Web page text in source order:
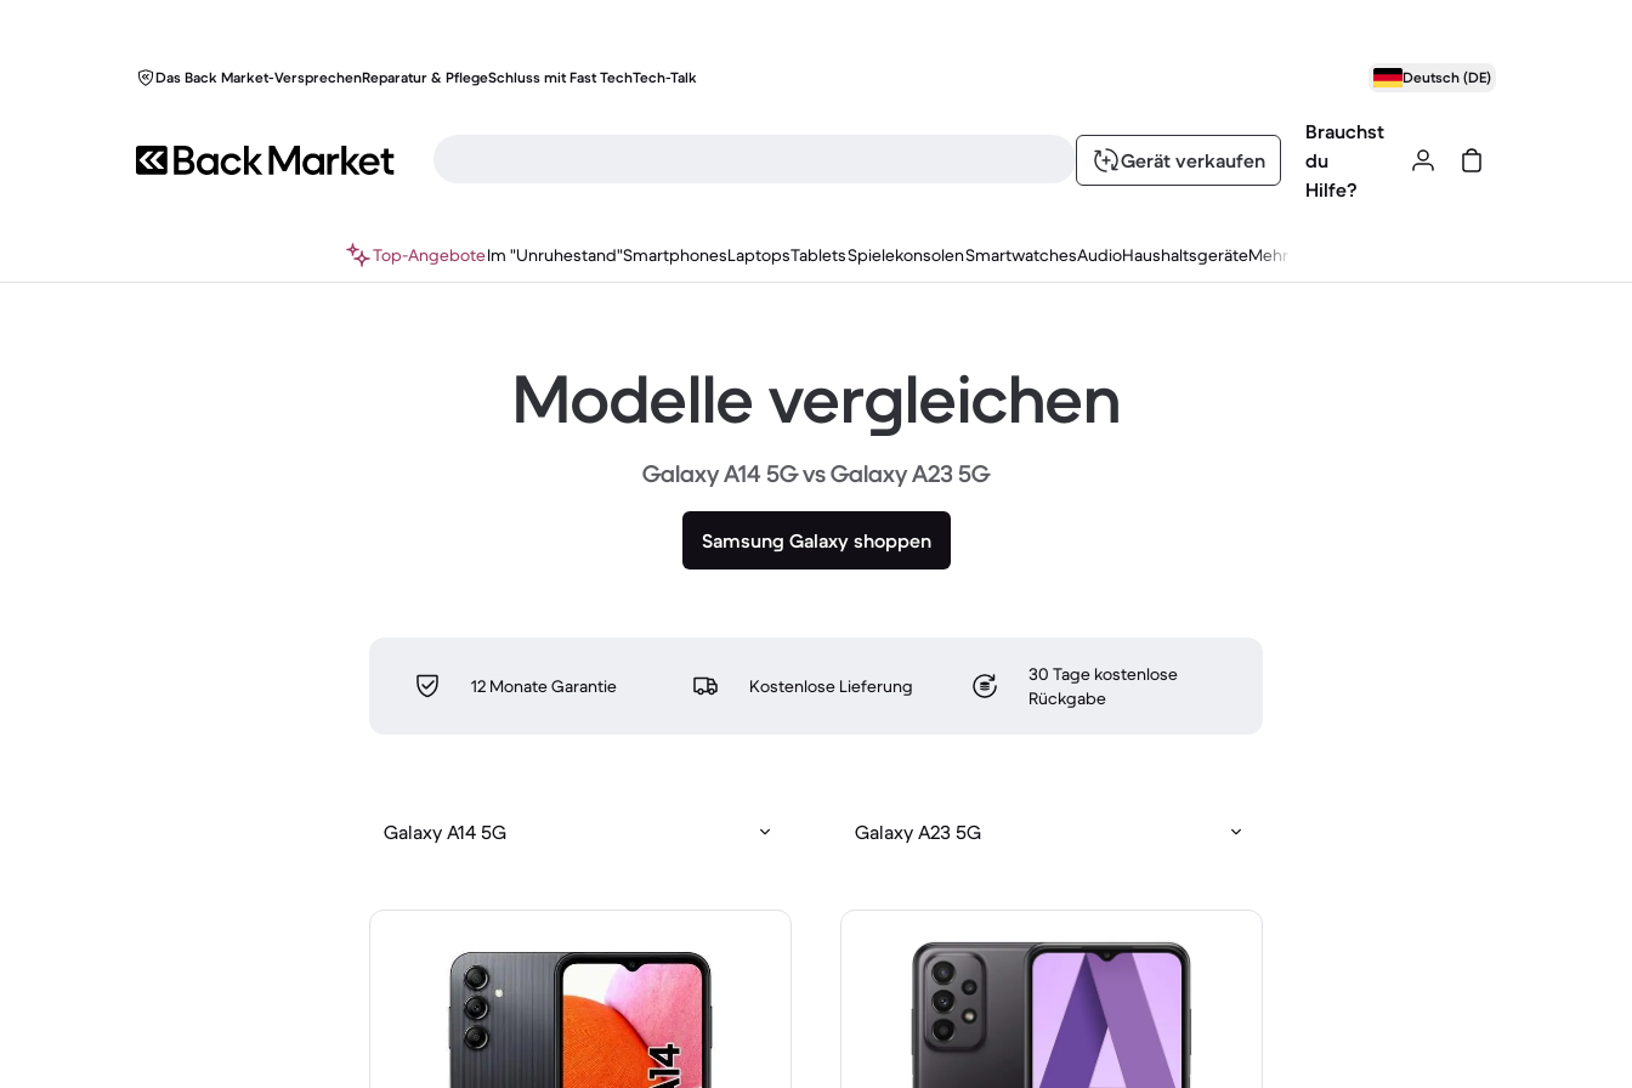
Das Back Market-VersprechenReparatur & PflegeSchluss mit Fast TechTech-Talk Deutsch (DE)
Gerät verkaufen
Brauchst
du
Hilfe?
Top-AngeboteIm "Unruhestand"SmartphonesLaptopsTabletsSpielekonsolenSmartwatchesAudioHaushaltsgeräteMehr
Modelle vergleichen
Galaxy A14 5G vs Galaxy A23 5G
Samsung Galaxy shoppen
12 Monate Garantie Kostenlose Lieferung
30 Tage kostenlose
Rückgabe
Galaxy A14 5G Galaxy A23 5G